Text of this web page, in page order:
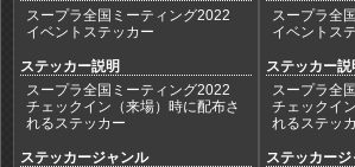
スープラ全国ミーティング2022
イベントステッカー
ステッカー説明
スープラ全国ミーティング2022
チェックイン（来場）時に配布さ
れるステッカー
ステッカージャンル
スープラ全
イベントス
ステッカー説
スープラ全
チェックイ
れるステッ
ステッカー